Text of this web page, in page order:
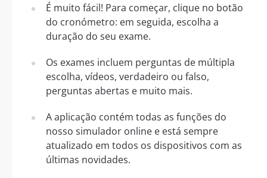
É muito fácil! Para começar, clique no botão
do cronómetro: em seguida, escolha a
duração do seu exame.
Os exames incluem perguntas de múltipla
escolha, vídeos, verdadeiro ou falso,
perguntas abertas e muito mais.
A aplicação contém todas as funções do
nosso simulador online e está sempre
atualizado em todos os dispositivos com as
últimas novidades.